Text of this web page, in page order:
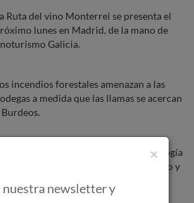
Ruta del vino Monterrei se presenta el
lunes en Madrid, de la mano de
Galicia.
incendios forestales amenazan a las
a medida que las llamas se acercan
Burdeos.
David González, nuevo director de enología
y viticultura de Viña Salceda, Gran Feudo y
×
newsletter y